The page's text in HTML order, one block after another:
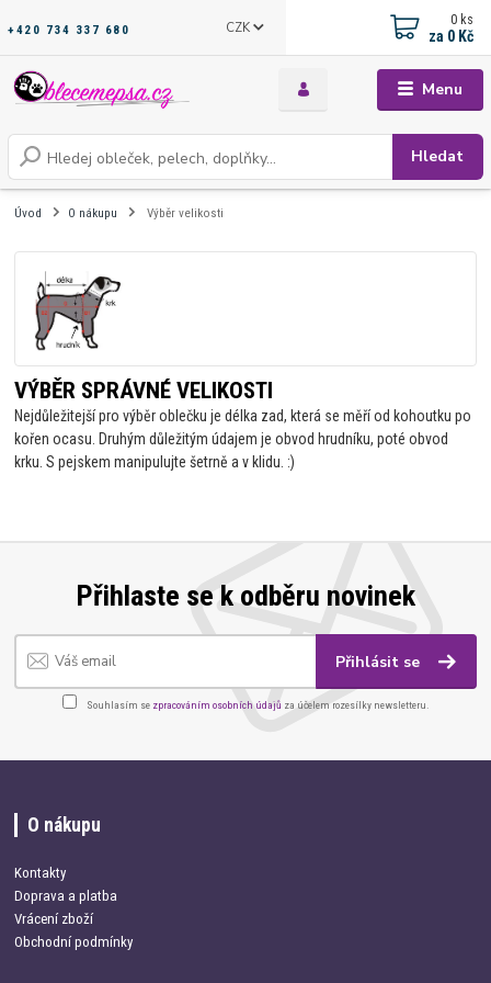
Menu
CZK
Hledat
+420 734 337 680
0 ks
za 0 Kč
Úvod O nákupu Výběr velikosti
VÝBĚR SPRÁVNÉ VELIKOSTI
Nejdůležitejší pro výběr oblečku je délka zad, která se měří od kohoutku po
kořen ocasu. Druhým důležitým údajem je obvod hrudníku, poté obvod
krku. S pejskem manipulujte šetrně a v klidu. :)
Přihlaste se k odběru novinek
Přihlásit se
Souhlasím se zpracováním osobních údajů za účelem rozesílky newsletteru.
O nákupu
Kontakty
Doprava a platba
Vrácení zboží
Obchodní podmínky